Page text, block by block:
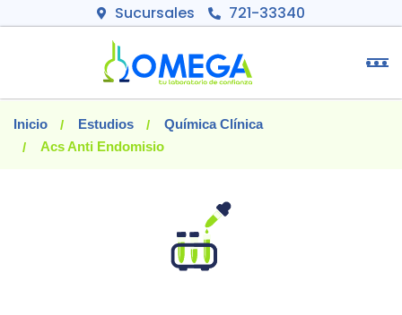
Sucursales 721-33340
Inicio Estudios
Química Clínica
Acs Anti Endomisio